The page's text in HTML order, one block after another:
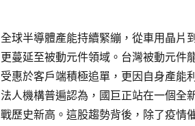
全球半導體產能持續緊繃，從車用晶片
更蔓延至被動元件領域。台灣被動元件
受惠於客戶端積極追單，更因自身產能
法人機構普遍認為，國巨正站在一個全
戰歷史新高。這股趨勢背後，除了疫情